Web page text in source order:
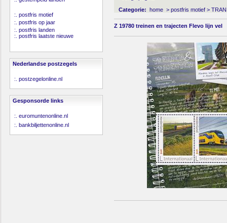
:. postfris motief
:. postfris op jaar
:. postfris landen
:. postfris laatste nieuwe
Nederlandse postzegels
:. postzegelonline.nl
Gesponsorde links
:. euromuntenonline.nl
:. bankbiljettenonline.nl
Categorie: home > postfris motief >
Z 19780 treinen en trajecten Flevo lijn vel